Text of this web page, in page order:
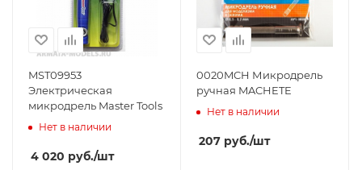
MST09953
Электрическая
микродрель Master Tools
Нет в наличии
4 020 руб./шт
0020MCH Микродрель
ручная MACHETE
Нет в наличии
207 руб./шт